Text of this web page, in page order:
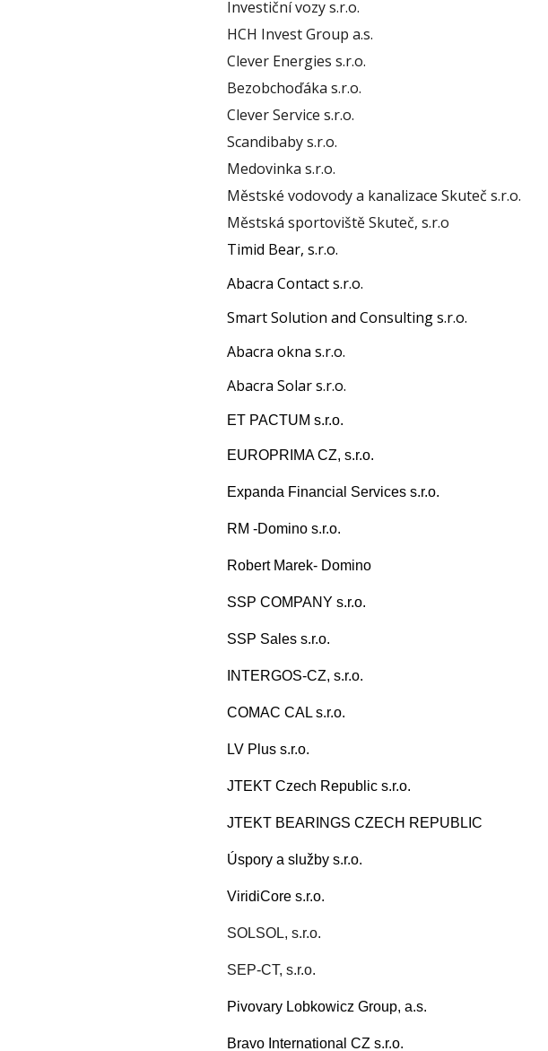
Investiční vozy s.r.o.
HCH Invest Group a.s.
Clever Energies s.r.o.
Bezobchoďáka s.r.o.
Clever Service s.r.o.
Scandibaby s.r.o.
Medovinka s.r.o.
Městské vodovody a kanalizace Skuteč s.r.o.
Městská sportoviště Skuteč, s.r.o
Timid Bear, s.r.o.
Abacra Contact s.r.o.
Smart Solution and Consulting s.r.o.
Abacra okna s.r.o.
Abacra Solar s.r.o.
ET PACTUM s.r.o.
EUROPRIMA CZ, s.r.o.
Expanda Financial Services s.r.o.
RM -Domino s.r.o.
Robert Marek- Domino
SSP COMPANY s.r.o.
SSP Sales s.r.o.
INTERGOS-CZ, s.r.o.
COMAC CAL s.r.o.
LV Plus s.r.o.
JTEKT Czech Republic s.r.o.
JTEKT BEARINGS CZECH REPUBLIC
Úspory a služby s.r.o.
ViridiCore s.r.o.
SOLSOL, s.r.o.
SEP-CT, s.r.o.
Pivovary Lobkowicz Group, a.s.
Bravo International CZ s.r.o.